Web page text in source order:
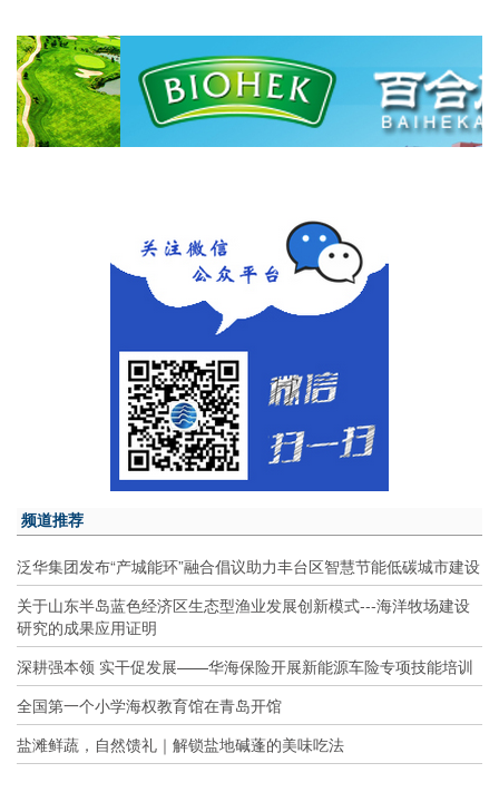
频道推荐
泛华集团发布“产城能环”融合倡议助力丰台区智慧节能低碳城市建设
关于山东半岛蓝色经济区生态型渔业发展创新模式---海洋牧场建设
研究的成果应用证明
深耕强本领 实干促发展——华海保险开展新能源车险专项技能培训
全国第一个小学海权教育馆在青岛开馆
盐滩鲜蔬，自然馈礼｜解锁盐地碱蓬的美味吃法